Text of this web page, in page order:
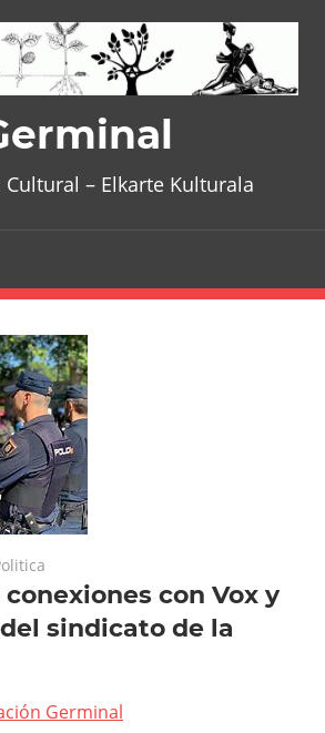
– Elkarte Kulturala
conexiones con Vox y
sindicato de la
Germinal